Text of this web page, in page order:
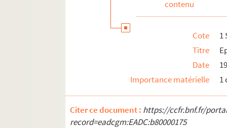
contenu
Cote
1
Titre
Date
Importance matérielle
1
Citer ce document : https://ccfr.bnf.fr/
record=eadcgm:EADC:b80000175